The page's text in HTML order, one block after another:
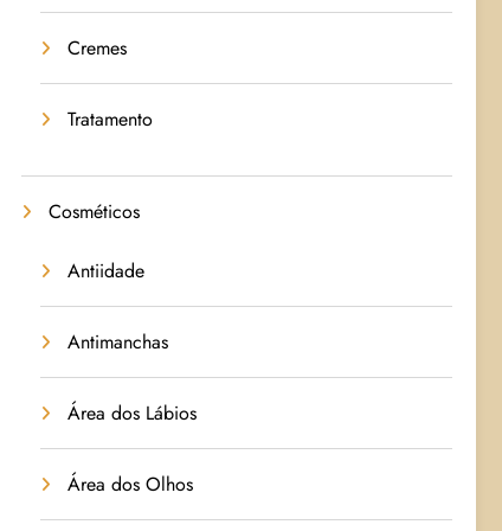
Cremes
Tratamento
Cosméticos
Antiidade
Antimanchas
Área dos Lábios
Área dos Olhos